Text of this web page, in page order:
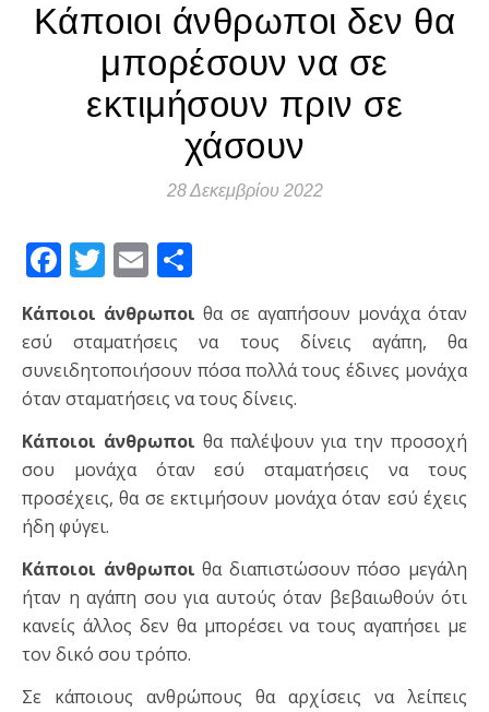
Κάποιοι άνθρωποι δεν θα
μπορέσουν να σε
εκτιμήσουν πριν σε
χάσουν
28 Δεκεμβρίου 2022
Facebook
Twitter
Email
Κάποιοι άνθρωποι θα σε αγαπήσουν μονάχα όταν
εσύ σταματήσεις να τους δίνεις αγάπη, θα
συνειδητοποιήσουν πόσα πολλά τους έδινες μονάχα
όταν σταματήσεις να τους δίνεις.
Κάποιοι άνθρωποι θα παλέψουν για την προσοχή
σου μονάχα όταν εσύ σταματήσεις να τους
προσέχεις, θα σε εκτιμήσουν μονάχα όταν εσύ έχεις
ήδη φύγει.
Κάποιοι άνθρωποι θα διαπιστώσουν πόσο μεγάλη
ήταν η αγάπη σου για αυτούς όταν βεβαιωθούν ότι
κανείς άλλος δεν θα μπορέσει να τους αγαπήσει με
τον δικό σου τρόπο.
Σε κάποιους ανθρώπους θα αρχίσεις να λείπεις